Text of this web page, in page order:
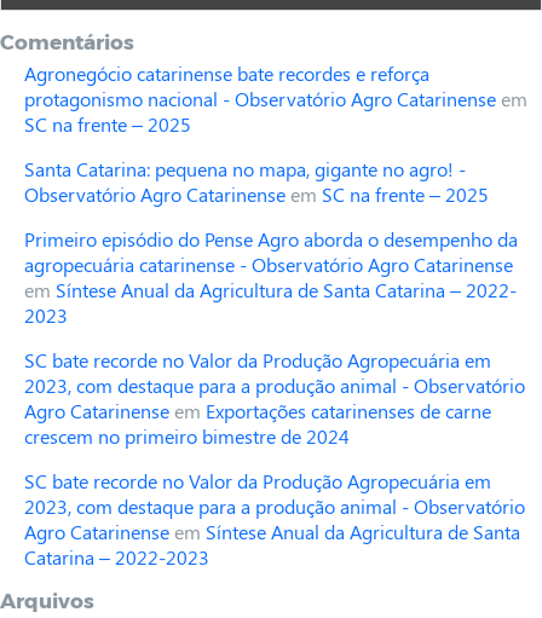
Comentários
Agronegócio catarinense bate recordes e reforça
protagonismo nacional - Observatório Agro Catarinenseem
SC na frente – 2025
Santa Catarina: pequena no mapa, gigante no agro! -
Observatório Agro Catarinenseem SC na frente – 2025
Primeiro episódio do Pense Agro aborda o desempenho da
agropecuária catarinense - Observatório Agro Catarinense
em Síntese Anual da Agricultura de Santa Catarina – 2022-
2023
SC bate recorde no Valor da Produção Agropecuária em
2023, com destaque para a produção animal - Observatório
Agro Catarinenseem Exportações catarinenses de carne
crescem no primeiro bimestre de 2024
SC bate recorde no Valor da Produção Agropecuária em
2023, com destaque para a produção animal - Observatório
Agro Catarinenseem Síntese Anual da Agricultura de Santa
Catarina – 2022-2023
Arquivos